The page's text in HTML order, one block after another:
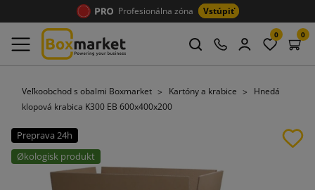
Profesionálna zóna Vstúpiť
0 0
Veľkoobchod s obalmi Boxmarket Kartóny a krabice
Hnedá
klopová krabica K300 EB 600x400x200
Preprava 24h
Økologisk produkt